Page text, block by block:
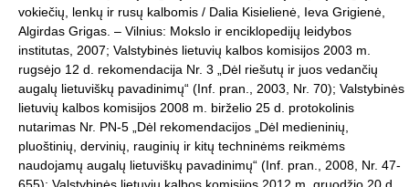
vokiečių, lenkų ir rusų kalbomis / Dalia Kisielienė, Ieva Grigienė,
Algirdas Grigas. – Vilnius: Mokslo ir enciklopedijų leidybos
institutas, 2007; Valstybinės lietuvių kalbos komisijos 2003 m.
rugsėjo 12 d. rekomendacija Nr. 3 „Dėl riešutų ir juos vedančių
augalų lietuviškų pavadinimų“ (Inf. pran., 2003, Nr. 70); Valstybinės
lietuvių kalbos komisijos 2008 m. birželio 25 d. protokolinis
nutarimas Nr. PN-5 „Dėl rekomendacijos „Dėl medieninių,
pluoštinių, dervinių, rauginių ir kitų techninėms reikmėms
naudojamų augalų lietuviškų pavadinimų“ (Inf. pran., 2008, Nr. 47-